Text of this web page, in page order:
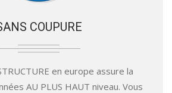
COUPURE
en europe assure la
AU PLUS HAUT niveau. Vous